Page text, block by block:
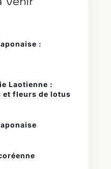
:
Laotienne :
et fleurs de lotus